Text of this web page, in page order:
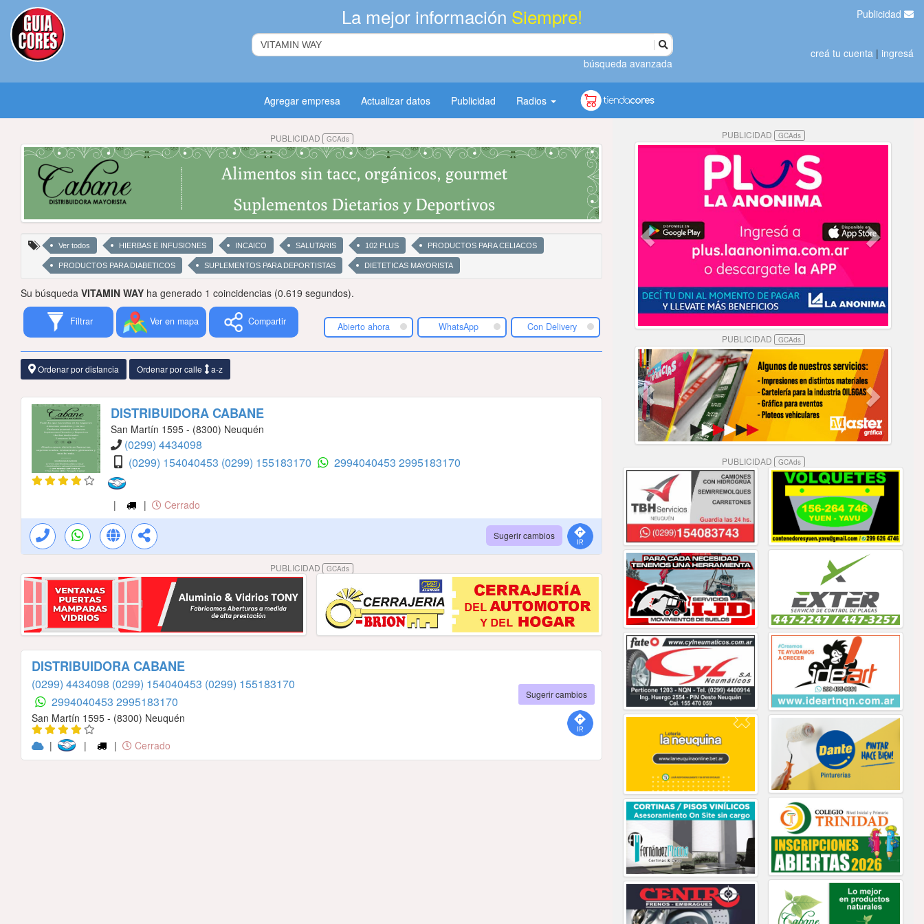
La mejor información Siempre!
búsqueda avanzada
Publicidad
creá tu cuenta | ingresá
Agregar empresa Actualizar datos Publicidad Radios
PUBLICIDAD GCAds
Ver todos HIERBAS E INFUSIONES INCAICO SALUTARIS 102 PLUS PRODUCTOS PARA CELIACOS
PRODUCTOS PARA DIABETICOS SUPLEMENTOS PARA DEPORTISTAS DIETETICAS MAYORISTA
Su búsqueda VITAMIN WAY ha generado 1 coincidencias (0.619 segundos).
Filtrar Ver en mapa Compartir Abierto ahora WhatsApp Con Delivery
Ordenar por distancia Ordenar por calle a-z
DISTRIBUIDORA CABANE
San Martín 1595 - (8300) Neuquén
(0299) 4434098
(0299) 154040453 (0299) 155183170 2994040453 2995183170
| | Cerrado
Sugerir cambios
PUBLICIDAD GCAds
DISTRIBUIDORA CABANE
(0299) 4434098 (0299) 154040453 (0299) 155183170
2994040453 2995183170
San Martín 1595 - (8300) Neuquén
|
| | Cerrado
Sugerir cambios
PUBLICIDAD GCAds
PUBLICIDAD GCAds
PUBLICIDAD GCAds